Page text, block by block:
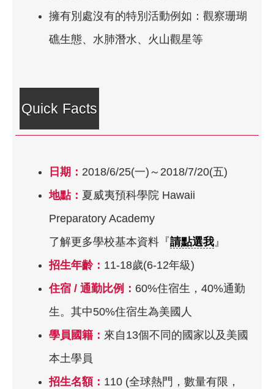
擁有別處沒有的特別活動例如：觀察珊瑚
礁生態、水肺潛水、火山觀星等
Quick Facts
日期： 2018/6/25(一)～2018/7/20(五)
地點： 夏威夷預科學院 Hawaii
Preparatory Academy
了解更多學校基本資料『請點選我』
招生年齡： 11-18歲(6-12年級)
住宿 / 通勤比例： 60%住宿生，40%通勤
生。其中50%住宿生為美國人
學員國籍： 來自13個不同的國家以及美國
本土學員
招生名額： 110 (全球熱門，數量有限，